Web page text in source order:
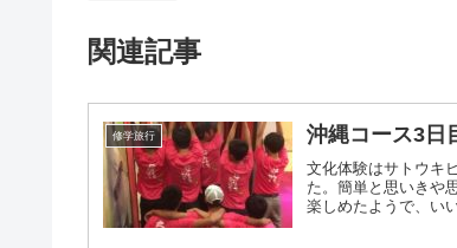
関連記事
修学旅行 沖縄コース3
文化体験はサトウキ
た。簡単と思いきや
楽しめたようで、い